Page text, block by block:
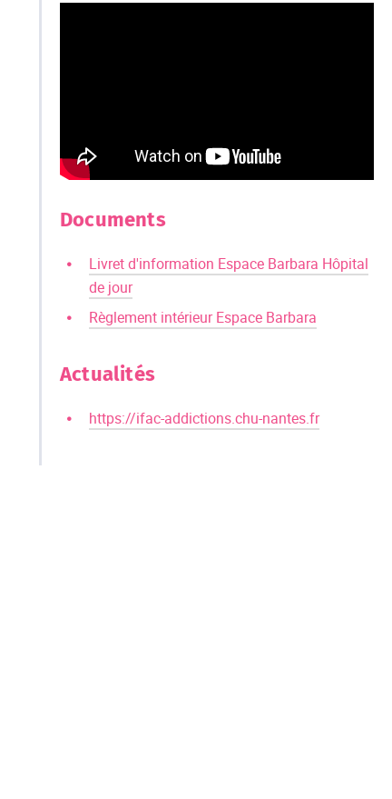
Documents
Livret d'information Espace Barbara Hôpital
de jour
Règlement intérieur Espace Barbara
Actualités
https://ifac-addictions.chu-nantes.fr